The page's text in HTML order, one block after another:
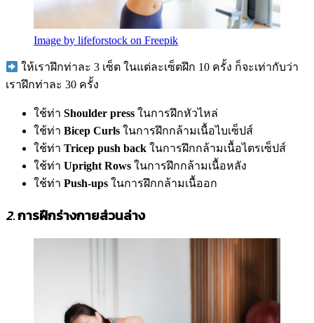
Image by lifeforstock on Freepik
ให้เราฝึกท่าละ 3 เซ็ต ในแต่ละเซ็ตฝึก 10 ครั้ง ก็จะเท่ากับว่า
เราฝึกท่าละ 30 ครั้ง
ใช้ท่า Shoulder press ในการฝึกหัวไหล่
ใช้ท่า Bicep Curls ในการฝึกกล้ามเนื้อไบเซ็ปส์
ใช้ท่า Tricep push back ในการฝึกกล้ามเนื้อไตรเซ็ปส์
ใช้ท่า Upright Rows ในการฝึกกล้ามเนื้อหลัง
ใช้ท่า Push-ups ในการฝึกกล้ามเนื้ออก
2.การฝึกร่างกายส่วนล่าง